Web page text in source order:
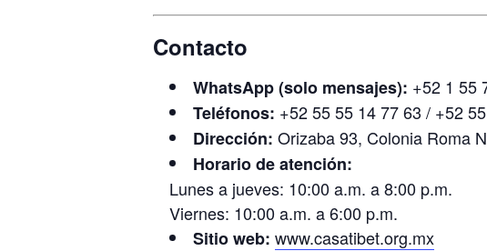
Contacto
WhatsApp (solo mensajes): +52 1 55
Teléfonos: +52 55 55 14 77 63 / +52
Dirección: Orizaba 93, Colonia Roma
Horario de atención:
Lunes a jueves: 10:00 a.m. a 8:00 p.m.
Viernes: 10:00 a.m. a 6:00 p.m.
Sitio web: www.casatibet.org.mx